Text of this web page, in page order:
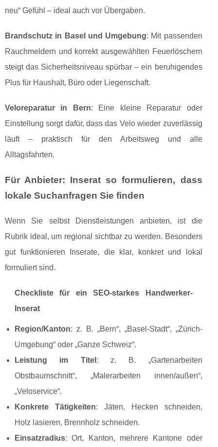
neu“ Gefühl – ideal auch vor Übergaben.
Brandschutz in Basel und Umgebung: Mit passenden
Rauchmeldern und korrekt ausgewählten Feuerlöschern
steigt das Sicherheitsniveau spürbar – ein beruhigendes
Plus für Haushalt, Büro oder Liegenschaft.
Veloreparatur in Bern: Eine kleine Reparatur oder
Einstellung sorgt dafür, dass das Velo wieder zuverlässig
läuft – praktisch für den Arbeitsweg und alle
Alltagsfahrten.
Für Anbieter: Inserat so formulieren, dass
lokale Suchanfragen Sie finden
Wenn Sie selbst Dienstleistungen anbieten, ist die
Rubrik ideal, um regional sichtbar zu werden. Besonders
gut funktionieren Inserate, die klar, konkret und lokal
formuliert sind.
Checkliste für ein SEO-starkes Handwerker-
Inserat
Region/Kanton: z. B. „Bern“, „Basel-Stadt“, „Zürich-
Umgebung“ oder „Ganze Schweiz“.
Leistung im Titel : z. B. „Gartenarbeiten
Obstbaumschnitt“, „Malerarbeiten innen/außen“,
„Veloservice“.
Konkrete Tätigkeiten: Jäten, Hecken schneiden,
Holz lasieren, Brennholz schneiden.
Einsatzradius: Ort, Kanton, mehrere Kantone oder